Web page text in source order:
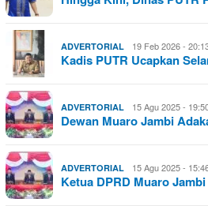
ADVERTORIAL 19 Feb 2026 -
Kadis PUTR Ucapkan
ADVERTORIAL 15 Agu 2025 -
Dewan Muaro Jambi
ADVERTORIAL 15 Agu 2025 -
Ketua DPRD Muaro